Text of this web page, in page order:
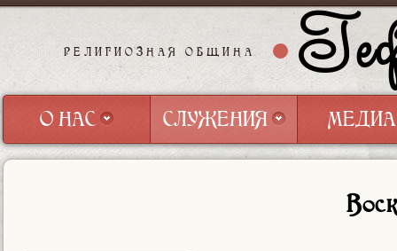
РЕЛИГИОЗНАЯ ОБЩИНА
О НАС
СЛУЖЕНИЯ
СЛУЖЕНИЯ
МЕДИА
МЕДИА